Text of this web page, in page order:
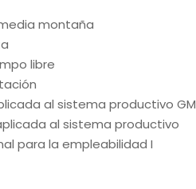
montaña
libre
al sistema productivo GM
al sistema productivo
para la empleabilidad I